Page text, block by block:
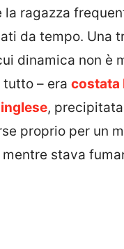
la ragazza
da tempo. Una
dinamica non è
– era costata
,
proprio per un
stava